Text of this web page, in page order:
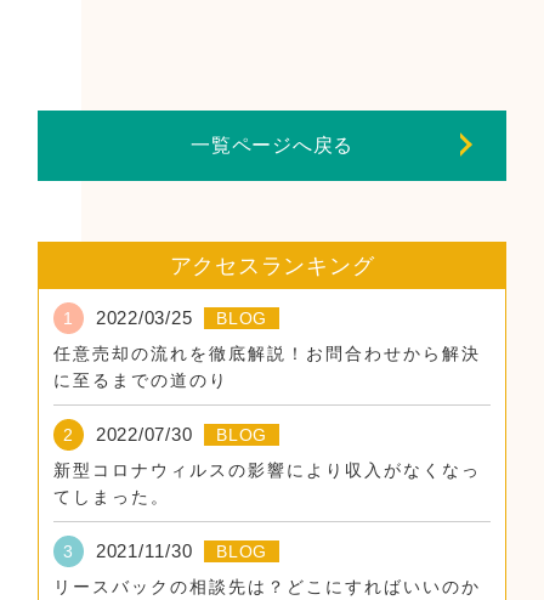
一覧ページへ戻る
アクセスランキング
1 2022/03/25
BLOG
任意売却の流れを徹底解説！お問合わせから解決
に至るまでの道のり
2 2022/07/30
BLOG
新型コロナウィルスの影響により収入がなくなっ
てしまった。
3 2021/11/30
BLOG
リースバックの相談先は？どこにすればいいのか